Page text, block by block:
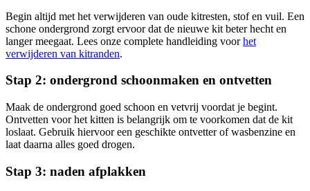
Begin altijd met het verwijderen van oude kitresten, stof en vuil. Een
schone ondergrond zorgt ervoor dat de nieuwe kit beter hecht en
langer meegaat. Lees onze complete handleiding voorhet
verwijderen van kitranden.
Stap 2: ondergrond schoonmaken en ontvetten
Maak de ondergrond goed schoon en vetvrij voordat je begint.
Ontvetten voor het kitten is belangrijk om te voorkomen dat de kit
loslaat. Gebruik hiervoor een geschikte ontvetter of wasbenzine en
laat daarna alles goed drogen.
Stap 3: naden afplakken